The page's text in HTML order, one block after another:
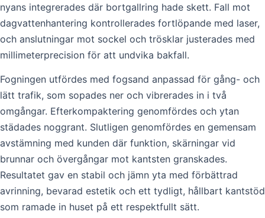
nyans integrerades där bortgallring hade skett. Fall mot
dagvattenhantering kontrollerades fortlöpande med laser,
och anslutningar mot sockel och trösklar justerades med
millimeterprecision för att undvika bakfall.
Fogningen utfördes med fogsand anpassad för gång- och
lätt trafik, som sopades ner och vibrerades in i två
omgångar. Efterkompaktering genomfördes och ytan
städades noggrant. Slutligen genomfördes en gemensam
avstämning med kunden där funktion, skärningar vid
brunnar och övergångar mot kantsten granskades.
Resultatet gav en stabil och jämn yta med förbättrad
avrinning, bevarad estetik och ett tydligt, hållbart kantstöd
som ramade in huset på ett respektfullt sätt.